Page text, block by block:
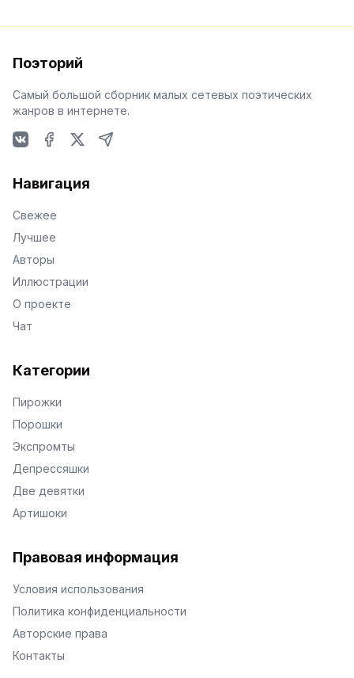
Поэторий
Самый большой сборник малых сетевых поэтических
жанров в интернете.
Навигация
Свежее
Лучшее
Авторы
Иллюстрации
О проекте
Чат
Категории
Пирожки
Порошки
Экспромты
Депрессяшки
Две девятки
Артишоки
Правовая информация
Условия использования
Политика конфиденциальности
Авторские права
Контакты